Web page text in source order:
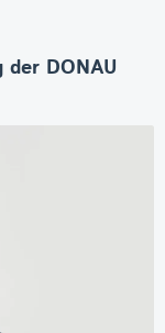
DONAU